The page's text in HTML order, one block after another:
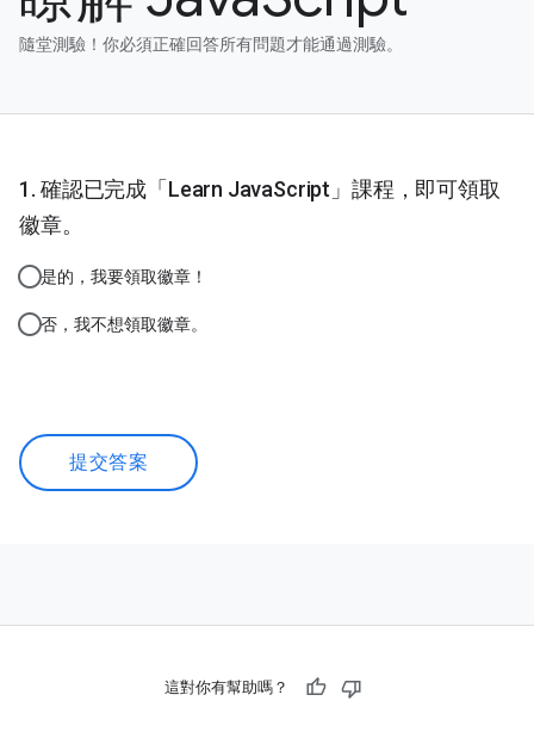
隨堂測驗！你必須正確回答所有問題才能通過測驗。
確認已完成「Learn JavaScript」課程，即可領取
徽章。
是的，我要領取徽章！
否，我不想領取徽章。
提交答案
這對你有幫助嗎？